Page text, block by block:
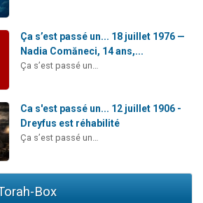
Ça s’est passé un... 18 juillet 1976 —
Nadia Comăneci, 14 ans,...
Ça s’est passé un…
Ca s'est passé un... 12 juillet 1906 -
Dreyfus est réhabilité
Ça s’est passé un…
Box